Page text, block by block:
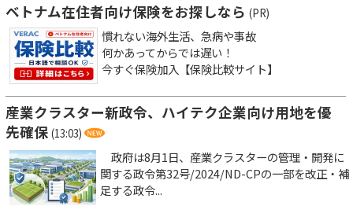
ベトナム在住者向け保険をお探しなら (PR)
慣れない海外生活、急病や事故
何かあってからでは遅い！
今すぐ保険加入【保険比較サイト】
産業クラスター新政令、ハイテク企業向け用地を優
先確保 (13:03)
政府は8月1日、産業クラスターの管理・開発に
関する政令第32号/2024/ND-CPの一部を改正・補
足する政令...